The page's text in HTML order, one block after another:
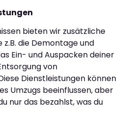
bieten wir zusätzliche
z.B. die Demontage und
Ein- und Auspacken deiner
von
Dienstleistungen können
Umzugs beeinflussen, aber
nur das bezahlst, was du